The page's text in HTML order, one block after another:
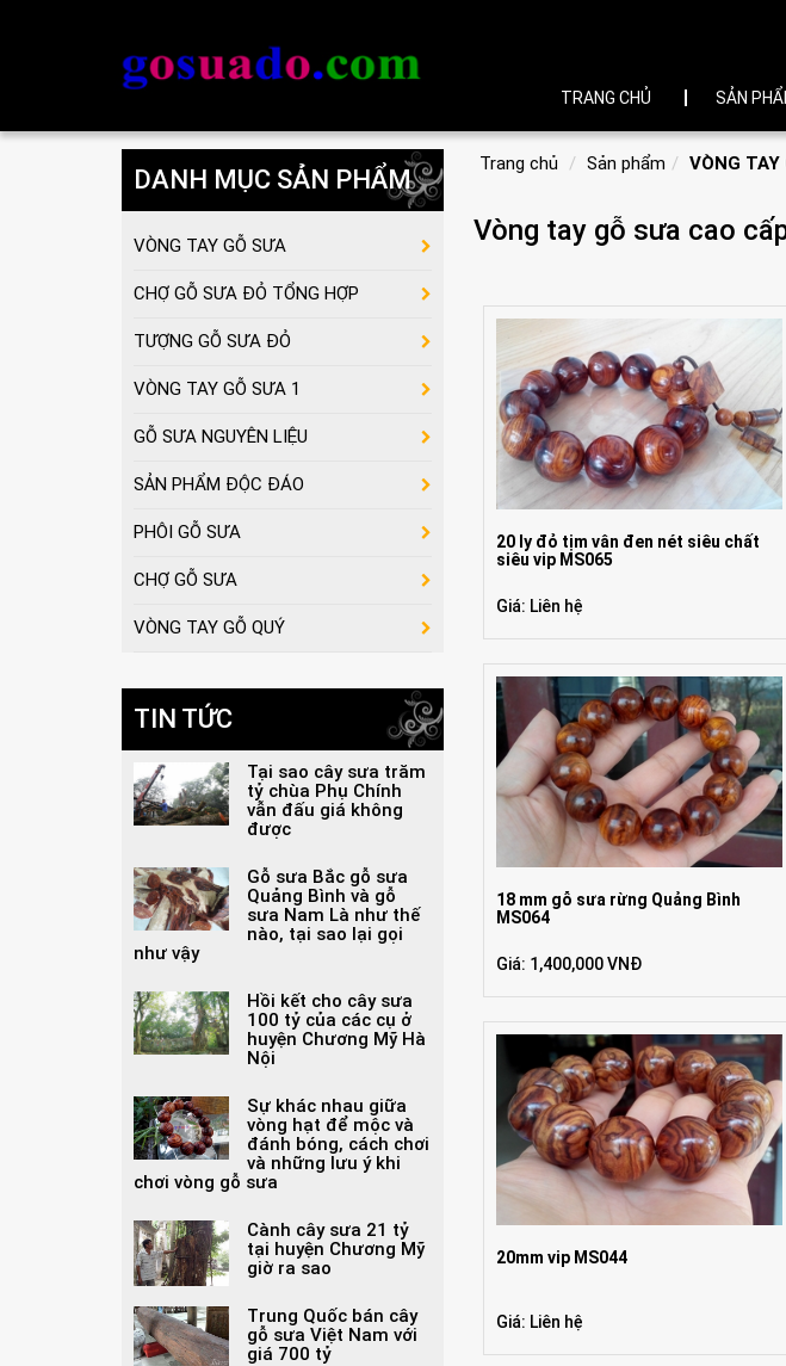
TRANG CHỦ SẢN
Trang chủ Sản phẩm VÒNG TAY
Vòng tay gỗ sưa cao
20 ly đỏ tịm vân đen nét siêu chất
siêu vip MS065
Giá: Liên hệ
18 mm gỗ sưa rừng Quảng Bình
MS064
Giá: 1,400,000 VNĐ
20mm vip MS044
Giá: Liên hệ
DANH MỤC SẢN PHẨM
VÒNG TAY GỖ SƯA
CHỢ GỖ SƯA ĐỎ TỔNG HỢP
TƯỢNG GỖ SƯA ĐỎ
VÒNG TAY GỖ SƯA 1
GỖ SƯA NGUYÊN LIỆU
SẢN PHẨM ĐỘC ĐÁO
PHÔI GỖ SƯA
CHỢ GỖ SƯA
VÒNG TAY GỖ QUÝ
TIN TỨC
Tại sao cây sưa trăm
tỷ chùa Phụ Chính
vẫn đấu giá không
được
Gỗ sưa Bắc gỗ sưa
Quảng Bình và gỗ
sưa Nam Là như thế
nào, tại sao lại gọi
như vậy
Hồi kết cho cây sưa
100 tỷ của các cụ ở
huyện Chương Mỹ Hà
Nội
Sự khác nhau giữa
vòng hạt để mộc và
đánh bóng, cách chơi
và những lưu ý khi
chơi vòng gỗ sưa
Cành cây sưa 21 tỷ
tại huyện Chương Mỹ
giờ ra sao
Trung Quốc bán cây
gỗ sưa Việt Nam với
giá 700 tỷ